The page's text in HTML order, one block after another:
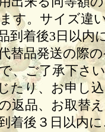
す。サイズ違
到着後3日以内
品発送の際の
、ご了承下さ
たり、お申し
返品、お取替
着後３日以内